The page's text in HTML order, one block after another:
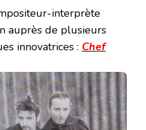
interprète
auprès de plusieurs
innovatrices : Chef